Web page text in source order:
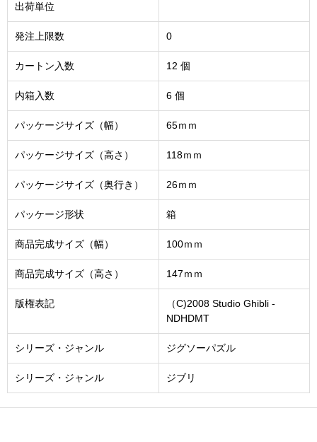
出荷単位
発注上限数 0
カートン入数 12 個
内箱入数 6 個
パッケージサイズ（幅） 65ｍｍ
パッケージサイズ（高さ） 118ｍｍ
パッケージサイズ（奥行き） 26ｍｍ
パッケージ形状 箱
商品完成サイズ（幅） 100ｍｍ
商品完成サイズ（高さ） 147ｍｍ
版権表記
（C)2008 Studio Ghibli -
NDHDMT
シリーズ・ジャンル ジグソーパズル
シリーズ・ジャンル ジブリ